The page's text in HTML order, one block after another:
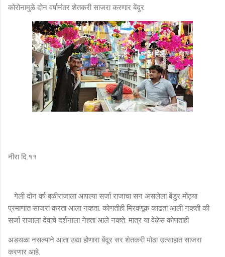
कोरोनामुळे दोन वर्षानंतर शेतकरी साजरा करणार बेंदुर
नीरा दि.११
गेली दोन वर्ष बळीराजाला आपल्या सर्जा राजाचा सन असलेला बेंडुर मोठ्या
प्रमाणात साजरा करता आला नव्हता. कोणतीही मिरवणूक काढता आली नव्हती की
सर्जा राजाला देवाचे दर्शनाला नेहता आले नव्हते. मात्र या वेळेस कोणताही
अडथळा नसल्याने आता उद्या होणारा बेंदूर सर शेतकरी मोठा उत्साहात साजरा
करणार आहे.